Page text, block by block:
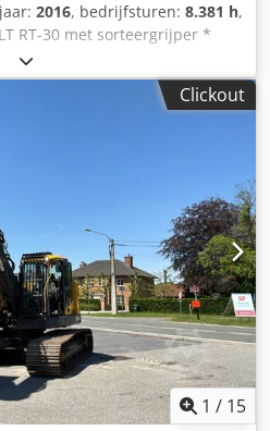
2016, bedrijfsturen: 8.381 h,
RT-30 met sorteergrijper *
* Rubberen
staat * Airconditioning Codpfx
* Zwenkgiek * Radio * Duitse
Clickout
1 / 15